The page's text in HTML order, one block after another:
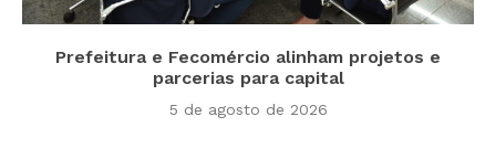
Prefeitura e Fecomércio alinham projetos e
parcerias para capital
5 de agosto de 2026